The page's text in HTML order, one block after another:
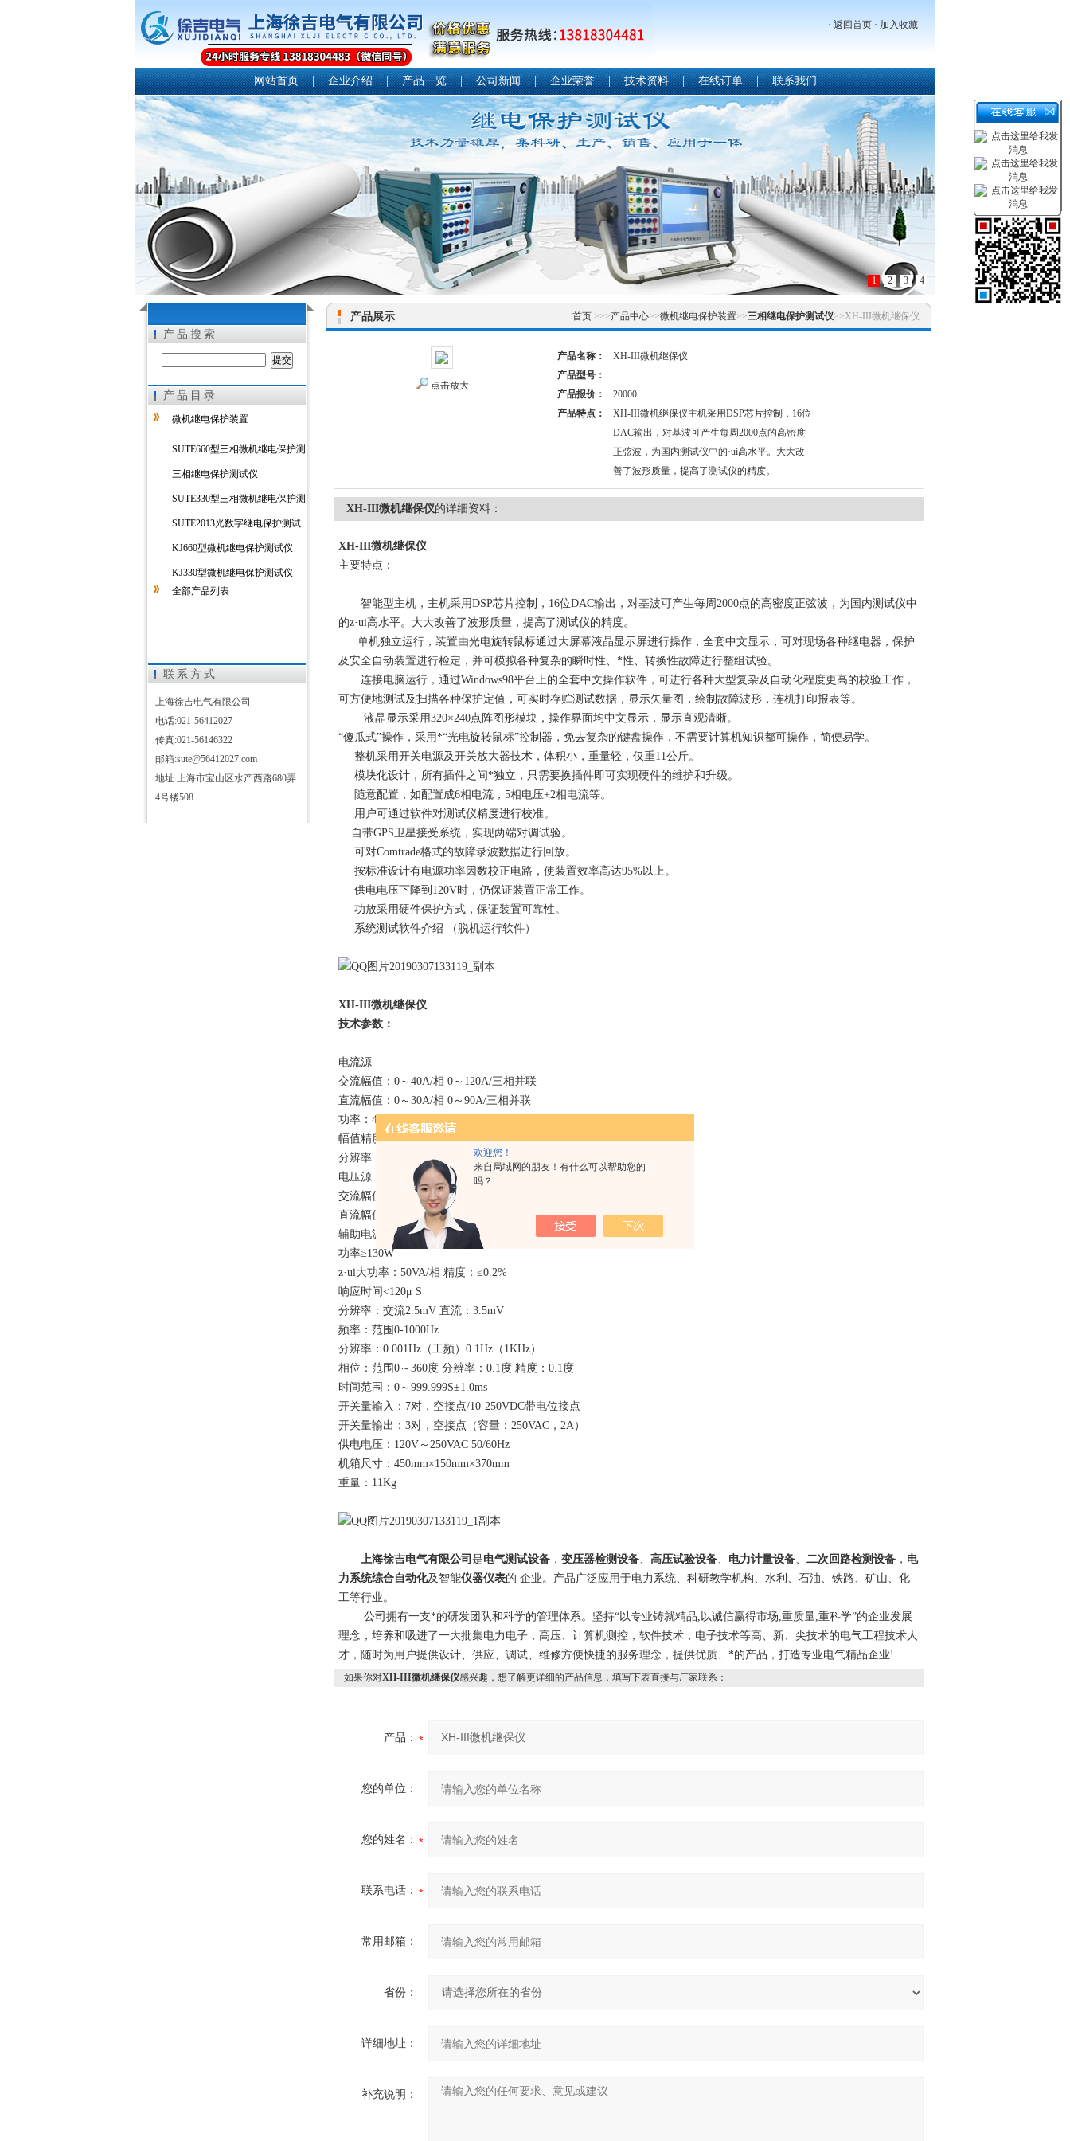
欢迎您！
来自局域网的朋友！有什么可以帮助您的
吗？
上海徐吉电气有限公司
· 返回首页 · 加入收藏
网站首页 | 企业介绍 | 产品一览 | 公司新闻 | 企业荣誉 | 技术资料 | 在线订单 | 联系我们
1 2 3 4
产品搜索
产品目录
微机继电保护装置
SUTE660型三相微机继电保护测
三相继电保护测试仪
SUTE330型三相微机继电保护测
SUTE2013光数字继电保护测试
KJ660型微机继电保护测试仪
KJ330型微机继电保护测试仪
全部产品列表
联系方式
上海徐吉电气有限公司
电话:021-56412027
传真:021-56146322
邮箱:sute@56412027.com
地址:上海市宝山区水产西路680弄
4号楼508
产品展示 首页 >>>产品中心>>微机继电保护装置>>三相继电保护测试仪>>XH-III微机继保仪
点击放大
产品名称：
XH-III微机继保仪
产品型号：
产品报价：
20000
产品特点：
XH-III微机继保仪主机采用DSP芯片控制，16位
DAC输出，对基波可产生每周2000点的高密度
正弦波，为国内测试仪中的·ui高水平。大大改
善了波形质量，提高了测试仪的精度。
XH-III微机继保仪的详细资料：
XH-III微机继保仪
主要特点：
智能型主机，主机采用DSP芯片控制，16位DAC输出，对基波可产生每周2000点的高密度正弦波，为国内测试仪中
的z·ui高水平。大大改善了波形质量，提高了测试仪的精度。
单机独立运行，装置由光电旋转鼠标通过大屏幕液晶显示屏进行操作，全套中文显示，可对现场各种继电器，保护
及安全自动装置进行检定，并可模拟各种复杂的瞬时性、*性、转换性故障进行整组试验。
连接电脑运行，通过Windows98平台上的全套中文操作软件，可进行各种大型复杂及自动化程度更高的校验工作，
可方便地测试及扫描各种保护定值，可实时存贮测试数据，显示矢量图，绘制故障波形，连机打印报表等。
液晶显示采用320×240点阵图形模块，操作界面均中文显示，显示直观清晰。
“傻瓜式”操作，采用*“光电旋转鼠标”控制器，免去复杂的键盘操作，不需要计算机知识都可操作，简便易学。
整机采用开关电源及开关放大器技术，体积小，重量轻，仅重11公斤。
模块化设计，所有插件之间*独立，只需要换插件即可实现硬件的维护和升级。
随意配置，如配置成6相电流，5相电压+2相电流等。
用户可通过软件对测试仪精度进行校准。
自带GPS卫星接受系统，实现两端对调试验。
可对Comtrade格式的故障录波数据进行回放。
按标准设计有电源功率因数校正电路，使装置效率高达95%以上。
供电电压下降到120V时，仍保证装置正常工作。
功放采用硬件保护方式，保证装置可靠性。
系统测试软件介绍 （脱机运行软件）
XH-III微机继保仪
技术参数：
电流源
交流幅值：0～40A/相 0～120A/三相并联
直流幅值：0～30A/相 0～90A/三相并联
功率：400VA/相
幅值精度： ≤0.2%， 响应时间<160μ S，
分辨率：交流1mA， 直流2mA
电压源
交流幅值：0～125V/相
直流幅值：0～220V/相
辅助电源：VZ：3VO 0～125VAC或0～220VDC
功率≥130W
z·ui大功率：50VA/相 精度：≤0.2%
响应时间<120μ S
分辨率：交流2.5mV 直流：3.5mV
频率：范围0-1000Hz
分辨率：0.001Hz（工频）0.1Hz（1KHz）
相位：范围0～360度 分辨率：0.1度 精度：0.1度
时间范围：0～999.999S±1.0ms
开关量输入：7对，空接点/10-250VDC带电位接点
开关量输出：3对，空接点（容量：250VAC，2A）
供电电压：120V～250VAC 50/60Hz
机箱尺寸：450mm×150mm×370mm
重量：11Kg
上海徐吉电气有限公司 是电气测试设备 ， 变压器检测设备、 高压试验设备、 电力计量设备、 二次回路检测设备 ， 电
力系统综合自动化及智能仪器仪表的 企业。产品广泛应用于电力系统、科研教学机构、水利、石油、铁路、矿山、化
工等行业。
公司拥有一支*的研发团队和科学的管理体系。坚持“以专业铸就精品,以诚信赢得市场,重质量,重科学”的企业发展
理念，培养和吸进了一大批集电力电子，高压、计算机测控，软件技术，电子技术等高、新、尖技术的电气工程技术人
才，随时为用户提供设计、供应、调试、维修方便快捷的服务理念，提供优质、*的产品，打造专业电气精品企业!
如果你对XH-III微机继保仪感兴趣，想了解更详细的产品信息，填写下表直接与厂家联系：
产品：
您的单位：
您的姓名：
联系电话：
常用邮箱：
省份：
详细地址：
补充说明：